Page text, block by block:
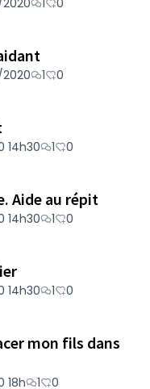
1 0
1 0
14h30 1 0
Aide au répit
14h30 1 0
14h30 1 0
mon fils dans
18h 1 0